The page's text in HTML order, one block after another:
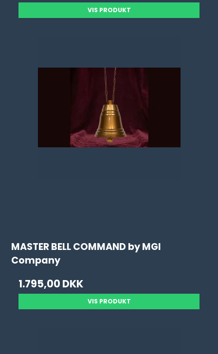
VIS PRODUKT
MASTER BELL COMMAND by MGI
Company
1.795,00 DKK
VIS PRODUKT